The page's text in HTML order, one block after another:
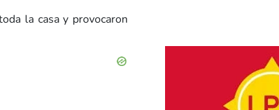
la casa y provocaron